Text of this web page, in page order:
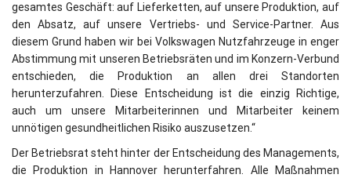
gesamtes Geschäft: auf Lieferketten, auf unsere Produktion, auf
den Absatz, auf unsere Vertriebs- und Service-Partner. Aus
diesem Grund haben wir bei Volkswagen Nutzfahrzeuge in enger
Abstimmung mit unseren Betriebsräten und im Konzern-Verbund
entschieden, die Produktion an allen drei Standorten
herunterzufahren. Diese Entscheidung ist die einzig Richtige,
auch um unsere Mitarbeiterinnen und Mitarbeiter keinem
unnötigen gesundheitlichen Risiko auszusetzen.“
Der Betriebsrat steht hinter der Entscheidung des Managements,
die Produktion in Hannover herunterfahren. Alle Maßnahmen